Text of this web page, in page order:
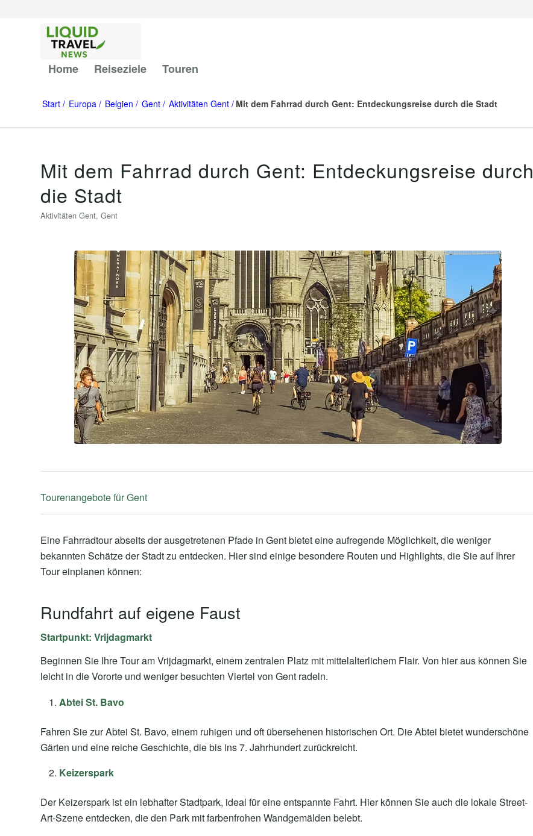
Home Reiseziele Touren
Start Europa Belgien Gent Aktivitäten Gent Mit dem Fahrrad durch Gent: Entdeckungsreise durch die Stadt
Mit dem Fahrrad durch Gent: Entdeckungsreise durch
die Stadt
Aktivitäten Gent, Gent
Tourenangebote für Gent
Eine Fahrradtour abseits der ausgetretenen Pfade in Gent bietet eine aufregende Möglichkeit, die weniger
bekannten Schätze der Stadt zu entdecken. Hier sind einige besondere Routen und Highlights, die Sie auf Ihrer
Tour einplanen können:
Rundfahrt auf eigene Faust
Startpunkt: Vrijdagmarkt
Beginnen Sie Ihre Tour am Vrijdagmarkt, einem zentralen Platz mit mittelalterlichem Flair. Von hier aus können Sie
leicht in die Vororte und weniger besuchten Viertel von Gent radeln.
Abtei St. Bavo
Fahren Sie zur Abtei St. Bavo, einem ruhigen und oft übersehenen historischen Ort. Die Abtei bietet wunderschöne
Gärten und eine reiche Geschichte, die bis ins 7. Jahrhundert zurückreicht.
Keizerspark
Der Keizerspark ist ein lebhafter Stadtpark, ideal für eine entspannte Fahrt. Hier können Sie auch die lokale Street-
Art-Szene entdecken, die den Park mit farbenfrohen Wandgemälden belebt.